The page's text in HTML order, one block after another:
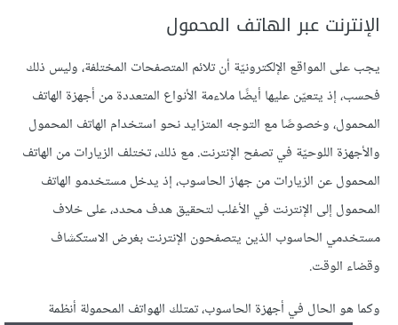
الإنترنت عبر الهاتف المحمول
يجب على المواقع الإلكترونيّة أن تلائم المتصفحات المختلفة، وليس ذلك
فحسب، إذ يتعيّن عليها أيضًا ملاءمة الأنواع المتعددة من أجهزة الهاتف
المحمول، وخصوصًا مع التوجه المتزايد نحو استخدام الهاتف المحمول
والأجهزة اللوحيّة في تصفح الإنترنت. مع ذلك، تختلف الزيارات من الهاتف
المحمول عن الزيارات من جهاز الحاسوب، إذ يدخل مستخدمو الهاتف
المحمول إلى الإنترنت في الأغلب لتحقيق هدف محدد، على خلاف
مستخدمي الحاسوب الذين يتصفحون الإنترنت بغرض الاستكشاف
وقضاء الوقت.
وكما هو الحال في أجهزة الحاسوب، تمتلك الهواتف المحمولة أنظمة